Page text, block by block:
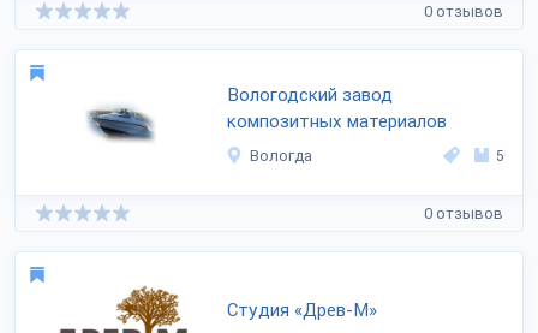
0 отзывов
Вологодский завод
композитных материалов
Вологда 5
0 отзывов
Студия «Древ-М»